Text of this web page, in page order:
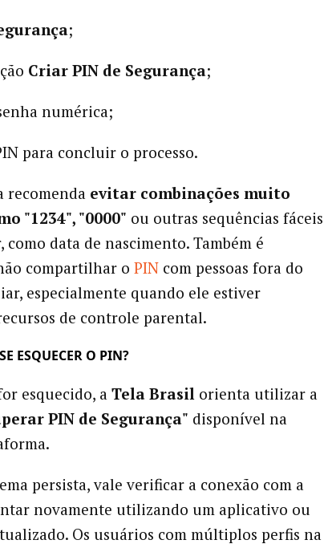
;
Criar PIN de Segurança;
numérica;
para concluir o processo.
recomenda evitar combinações muito
"1234", "0000" ou outras sequências fáceis
data de nascimento. Também é
compartilhar o PINcom pessoas fora do
especialmente quando ele estiver
de controle parental.
ESQUECER O PIN?
esquecido, aTela Brasilorienta utilizar a
PIN de Segurança" disponível na
persista, vale verificar a conexão com a
novamente utilizando um aplicativo ou
Os usuários com múltiplos perfis na